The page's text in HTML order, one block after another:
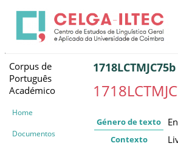
Corpus de
Português
Académico
Home
Documentos
1718LCTMJC75b
Género de texto
Contexto